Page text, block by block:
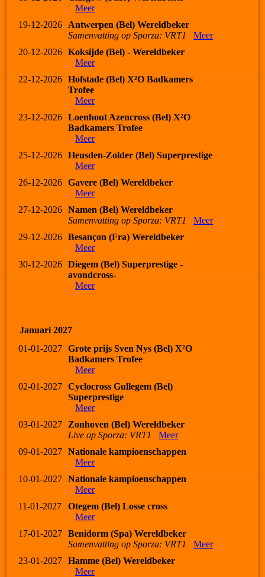
Meer
19-12-2026
Antwerpen (Bel) Wereldbeker
Samenvatting op Sporza: VRT1
Meer
20-12-2026
Koksijde (Bel) - Wereldbeker
Meer
22-12-2026
Hofstade (Bel) X²O Badkamers
Trofee
Meer
23-12-2026
Loenhout Azencross (Bel) X²O
Badkamers Trofee
Meer
25-12-2026
Heusden-Zolder (Bel) Superprestige
Meer
26-12-2026
Gavere (Bel) Wereldbeker
Meer
27-12-2026
Namen (Bel) Wereldbeker
Samenvatting op Sporza: VRT1
Meer
29-12-2026
Besançon (Fra) Wereldbeker
Meer
30-12-2026
Diegem (Bel) Superprestige -
avondcross-
Meer
Januari 2027
01-01-2027
Grote prijs Sven Nys (Bel) X²O
Badkamers Trofee
Meer
02-01-2027
Cyclocross Gullegem (Bel)
Superprestige
Meer
03-01-2027
Zonhoven (Bel) Wereldbeker
Live op Sporza: VRT1
Meer
09-01-2027
Nationale kampioenschappen
Meer
10-01-2027
Nationale kampioenschappen
Meer
11-01-2027
Otegem (Bel) Losse cross
Meer
17-01-2027
Benidorm (Spa) Wereldbeker
Samenvatting op Sporza: VRT1
Meer
23-01-2027
Hamme (Bel) Wereldbeker
Meer